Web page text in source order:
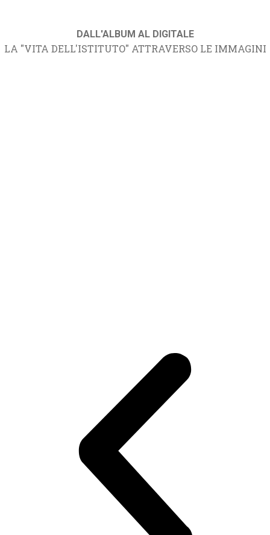
DALL'ALBUM AL DIGITALE
LA "VITA DELL'ISTITUTO" ATTRAVERSO LE IMMAGINI